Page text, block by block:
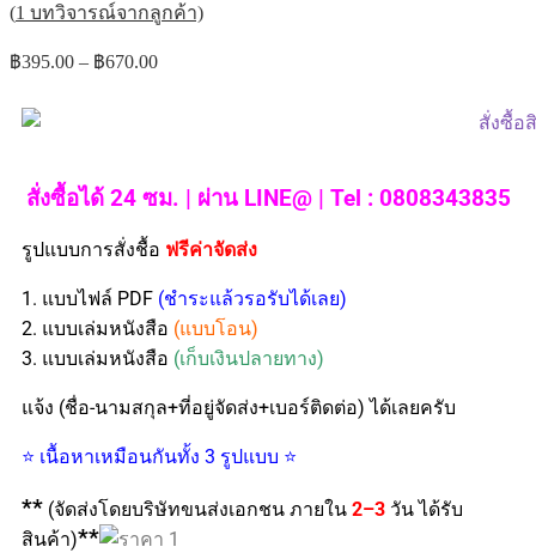
(1 บทวิจารณ์จากลูกค้า)
฿395.00 – ฿670.00
สั่งซื้อได้ 24 ซม. | ผ่าน LINE@ | Tel : 0808343835
รูปแบบการสั่งชื้อ ฟรีค่าจัดส่ง
1. แบบไฟล์ PDF (ชำระแล้วรอรับได้เลย)
2. แบบเล่มหนังสือ (แบบโอน)
3. แบบเล่มหนังสือ (เก็บเงินปลายทาง)
แจ้ง (ชื่อ-นามสกุล+ที่อยู่จัดส่ง+เบอร์ติดต่อ) ได้เลยครับ
⭐ เนื้อหาเหมือนกันทั้ง 3 รูปแบบ ⭐
** (จัดส่งโดยบริษัทขนส่งเอกชน ภายใน 2–3 วัน ได้รับ
สินค้า)**